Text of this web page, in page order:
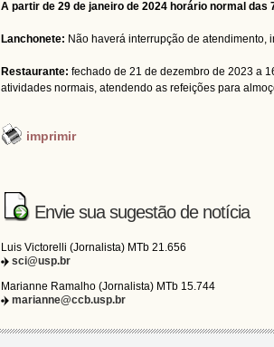
A partir de 29 de janeiro de 2024 horário normal das
Lanchonete: Não haverá interrupção de atendimento,
Restaurante: fechado de 21 de dezembro de 2023 a
atividades normais, atendendo as refeições para
imprimir
Envie sua sugestão de notícia
Luis Victorelli (Jornalista) MTb 21.656
sci@usp.br
Marianne Ramalho (Jornalista) MTb 15.744
marianne@ccb.usp.br